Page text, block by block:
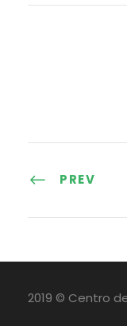
PREV
2019 © Centro